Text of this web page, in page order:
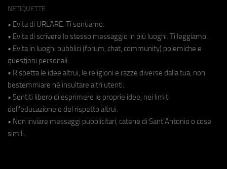
NETIQUETTE
• Evita di URLARE. Ti sentiamo.
• Evita di scrivere lo stesso messaggio in più luoghi. Ti leggiamo.
• Evita in luoghi pubblici (forum, chat, community) polemiche e
questioni personali.
• Rispetta le idee altrui, le religioni e razze diverse dalla tua, non
bestemmiare né insultare altri utenti.
• Sentiti libero di esprimere le proprie idee, nei limiti
dell'educazione e del rispetto altrui.
• Non inviare messaggi pubblicitari, catene di Sant'Antonio o cose
simili.